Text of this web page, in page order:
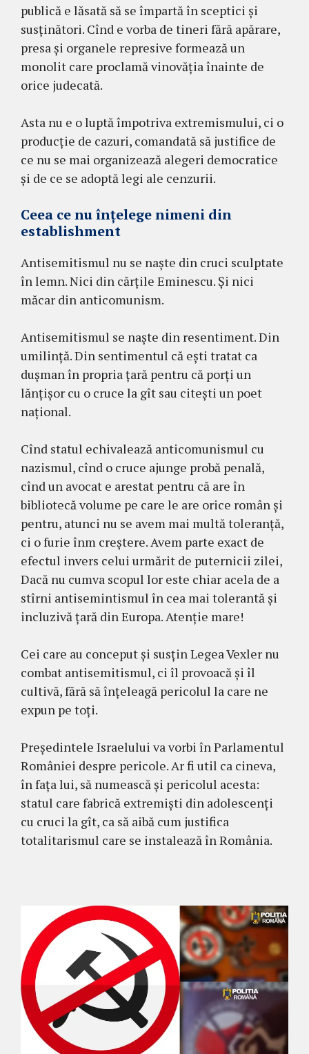
publică e lăsată să se împartă în sceptici și
susținători. Cînd e vorba de tineri fără apărare,
presa și organele represive formează un
monolit care proclamă vinovăția înainte de
orice judecată.
Asta nu e o luptă împotriva extremismului, ci o
producție de cazuri, comandată să justifice de
ce nu se mai organizează alegeri democratice
și de ce se adoptă legi ale cenzurii.
Ceea ce nu înțelege nimeni din
establishment
Antisemitismul nu se naște din cruci sculptate
în lemn. Nici din cărțile Eminescu. Și nici
măcar din anticomunism.
Antisemitismul se naște din resentiment. Din
umilință. Din sentimentul că ești tratat ca
dușman în propria țară pentru că porți un
lănțișor cu o cruce la gît sau citești un poet
național.
Cînd statul echivalează anticomunismul cu
nazismul, cînd o cruce ajunge probă penală,
cînd un avocat e arestat pentru că are în
bibliotecă volume pe care le are orice român și
pentru, atunci nu se avem mai multă toleranță,
ci o furie înm creștere. Avem parte exact de
efectul invers celui urmărit de puternicii zilei,
Dacă nu cumva scopul lor este chiar acela de a
stîrni antisemintismul în cea mai tolerantă și
incluzivă țară din Europa. Atenție mare!
Cei care au conceput și susțin Legea Vexler nu
combat antisemitismul, ci îl provoacă și îl
cultivă, fără să înțeleagă pericolul la care ne
expun pe toți.
Președintele Israelului va vorbi în Parlamentul
României despre pericole. Ar fi util ca cineva,
în fața lui, să numească și pericolul acesta:
statul care fabrică extremiști din adolescenți
cu cruci la gît, ca să aibă cum justifica
totalitarismul care se instalează în România.